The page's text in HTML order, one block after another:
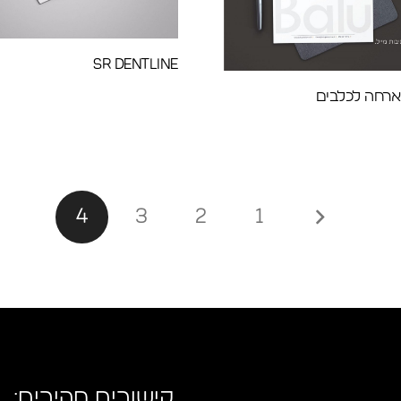
לכלבים
SR Dentline
1
2
3
4